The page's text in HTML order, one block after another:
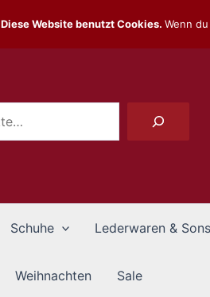
Schuhe Lederwaren &
Weihnachten Sale
Diese Website benutzt Cookies. Wenn